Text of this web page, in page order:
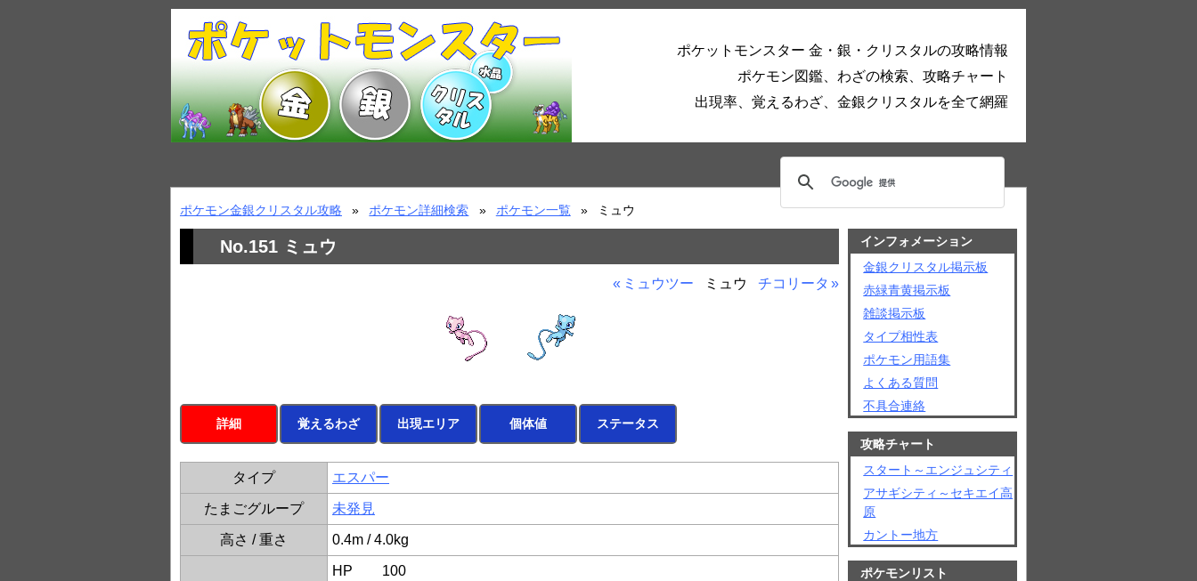
ポケットモンスター 金・銀・クリスタルの攻略情報
ポケモン図鑑、わざの検索、攻略チャート
出現率、覚えるわざ、金銀クリスタルを全て網羅
ポケモン金銀クリスタル攻略 ポケモン詳細検索 ポケモン一覧 ミュウ
No.151 ミュウ
ミュウツー ミュウ チコリータ
詳細 覚えるわざ 出現エリア 個体値 ステータス
タイプ エスパー
たまごグループ 未発見
高さ / 重さ 0.4m / 4.0kg
HP
100
インフォメーション
金銀クリスタル掲示板
赤緑青黄掲示板
雑談掲示板
タイプ相性表
ポケモン用語集
よくある質問
不具合連絡
攻略チャート
スタート～エンジュシティ
アサギシティ～セキエイ高
原
カントー地方
ポケモンリスト